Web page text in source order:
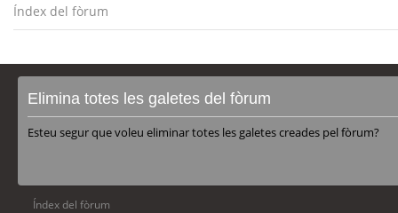
Índex del fòrum
Elimina totes les galetes del fòrum
Esteu segur que voleu eliminar totes les galetes creades pel fòrum?
Índex del fòrum